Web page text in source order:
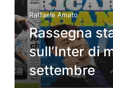
Raffaele Amato
Rassegna
sull’Inter di
settembre